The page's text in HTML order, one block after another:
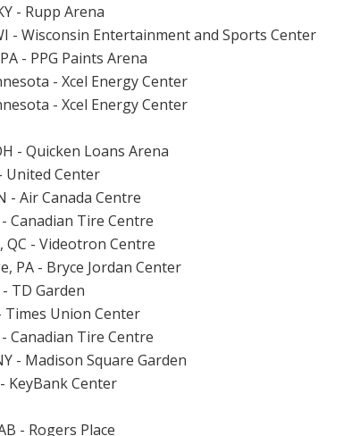
- Rupp Arena
- Wisconsin Entertainment and Sports Center
- PPG Paints Arena
- Xcel Energy Center
- Xcel Energy Center
- Quicken Loans Arena
United Center
- Air Canada Centre
Canadian Tire Centre
QC - Videotron Centre
PA - Bryce Jordan Center
TD Garden
Times Union Center
Canadian Tire Centre
- Madison Square Garden
KeyBank Center
- Rogers Place